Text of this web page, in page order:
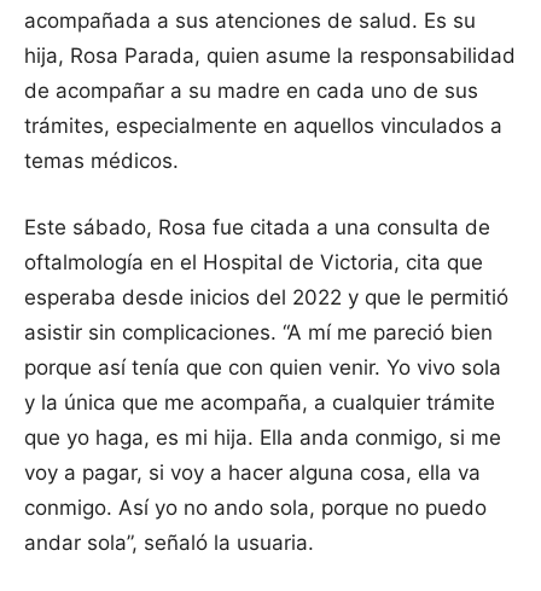
acompañada a sus atenciones de salud. Es su
hija, Rosa Parada, quien asume la responsabilidad
de acompañar a su madre en cada uno de sus
trámites, especialmente en aquellos vinculados a
temas médicos.
Este sábado, Rosa fue citada a una consulta de
oftalmología en el Hospital de Victoria, cita que
esperaba desde inicios del 2022 y que le permitió
asistir sin complicaciones. “A mí me pareció bien
porque así tenía que con quien venir. Yo vivo sola
y la única que me acompaña, a cualquier trámite
que yo haga, es mi hija. Ella anda conmigo, si me
voy a pagar, si voy a hacer alguna cosa, ella va
conmigo. Así yo no ando sola, porque no puedo
andar sola”, señaló la usuaria.